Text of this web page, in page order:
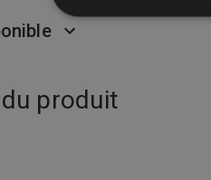
produit